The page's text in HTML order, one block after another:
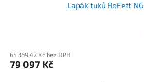
Lapák tuků RoFett
65 369,42 Kč bez DPH
79 097 Kč